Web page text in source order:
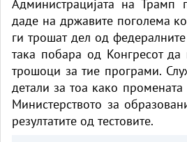
Администрацијата на
даде на државите поголема
ги трошат дел од
така побара од Конгресот
трошоци за тие програми.
детали за тоа како
Министерството за
резултатите од тестовите.